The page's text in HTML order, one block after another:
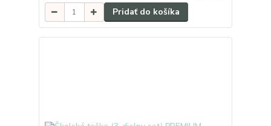
Pridať do košíka